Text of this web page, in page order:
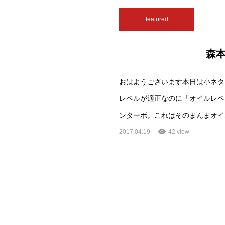
featured
森
おはようございます本日は小ネ
レベルが適正なのに「オイルレ
ンターボ。これはそのまんまオ
2017.04.19 42 view